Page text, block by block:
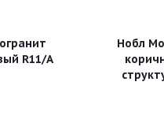
R11/A
Нобл